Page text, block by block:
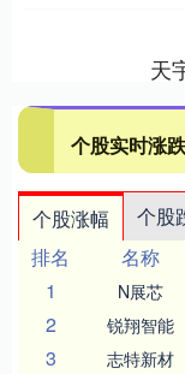
天
个股实时涨
个股涨幅 个股
排名
名称
1
N展芯
2 锐翔智能
3 志特新材